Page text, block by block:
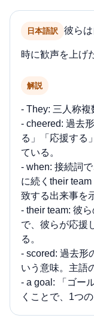
日本語訳 彼ら
時に歓声を上げ
解説
- They: 三人称複
- cheered: 過去
る」「応援する
ている。
- when: 接続詞
に続くtheir
致する出来事を
- their team: 彼
で、彼らが応援
る。
- scored: 過去形
いう意味。主語
- a goal: 「ゴー
くことで、1つ